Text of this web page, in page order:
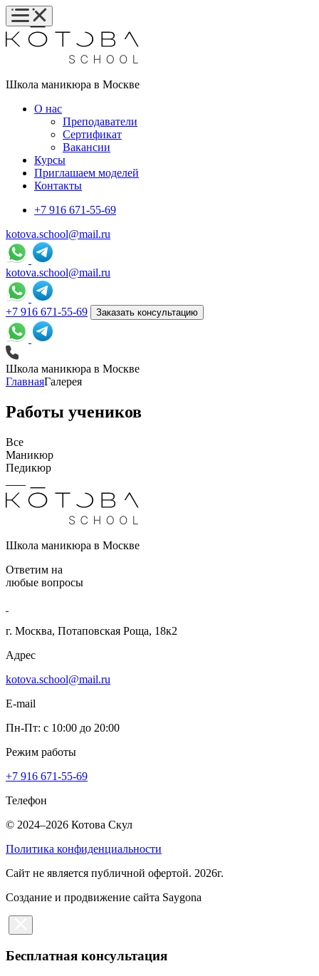
Школа маникюра в Москве
О нас
Преподаватели
Сертификат
Вакансии
Курсы
Приглашаем моделей
Контакты
+7 916 671-55-69
kotova.school@mail.ru
kotova.school@mail.ru
+7 916 671-55-69 Заказать консультацию
Школа маникюра в Москве
ГлавнаяГалерея
Работы учеников
Все
Маникюр
Педикюр
Школа маникюра в Москве
Ответим на
любые вопросы
г. Москва, Потаповская Роща, 18к2
Адрес
kotova.school@mail.ru
E-mail
Пн-Пт: с 10:00 до 20:00
Режим работы
+7 916 671-55-69
Телефон
© 2024–2026 Котова Скул
Политика конфиденциальности
Cайт не является публичной офертой. 2026г.
Создание и продвижение сайта Saygona
Бесплатная консультация